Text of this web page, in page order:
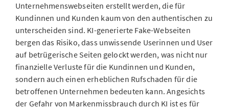
Unternehmenswebseiten erstellt werden, die für
Kundinnen und Kunden kaum von den authentischen zu
unterscheiden sind. KI-generierte Fake-Webseiten
bergen das Risiko, dass unwissende Userinnen und User
auf betrügerische Seiten gelockt werden, was nicht nur
finanzielle Verluste für die Kundinnen und Kunden,
sondern auch einen erheblichen Rufschaden für die
betroffenen Unternehmen bedeuten kann. Angesichts
der Gefahr von Markenmissbrauch durch KI ist es für